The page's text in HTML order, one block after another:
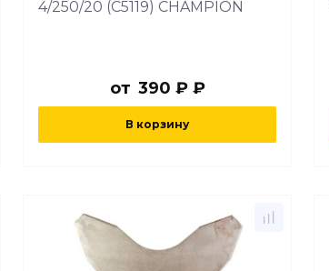
4/250/20 (С5119) CHAMPION
от 390 ₽ ₽
В корзину